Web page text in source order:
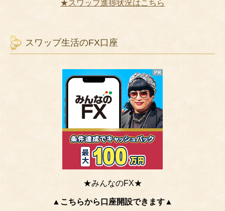
★スワップ進捗状況はこちら
スワップ生活のFX口座
★みんなのFX★
▲こちらから口座開設できます▲